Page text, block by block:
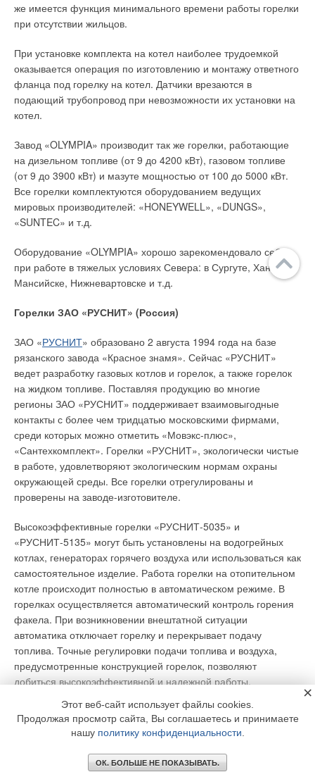
же имеется функция минимального времени работы горелки
при отсутствии жильцов.
При установке комплекта на котел наиболее трудоемкой
оказывается операция по изготовлению и монтажу ответного
фланца под горелку на котел. Датчики врезаются в
подающий трубопровод при невозможности их установки на
котел.
Завод «OLYMPIA» производит так же горелки, работающие
на дизельном топливе (от 9 до 4200 кВт), газовом топливе
(от 9 до 3900 кВт) и мазуте мощностью от 100 до 5000 кВт.
Все горелки комплектуются оборудованием ведущих
мировых производителей: «HONEYWELL», «DUNGS»,
«SUNTEC» и т.д.
Оборудование «OLYMPIA» хорошо зарекомендовало себя
при работе в тяжелых условиях Севера: в Сургуте, Ханты-
Мансийске, Нижневартовске и т.д.
Горелки ЗАО «РУСНИТ» (Россия)
ЗАО «РУСНИТ» образовано 2 августа 1994 года на базе
рязанского завода «Красное знамя». Сейчас «РУСНИТ»
ведет разработку газовых котлов и горелок, а также горелок
на жидком топливе. Поставляя продукцию во многие
регионы ЗАО «РУСНИТ» поддерживает взаимовыгодные
контакты с более чем тридцатью московскими фирмами,
среди которых можно отметить «Мовэкс-плюс»,
«Сантехкомплект». Горелки «РУСНИТ», экологически чистые
в работе, удовлетворяют экологическим нормам охраны
окружающей среды. Все горелки отрегулированы и
проверены на заводе-изготовителе.
Высокоэффективные горелки «РУСНИТ-5035» и
«РУСНИТ-5135» могут быть установлены на водогрейных
котлах, генераторах горячего воздуха или использоваться как
самостоятельное изделие. Работа горелки на отопительном
котле происходит полностью в автоматическом режиме. В
горелках осуществляется автоматический контроль горения
факела. При возникновении внештатной ситуации
автоматика отключает горелку и перекрывает подачу
топлива. Точные регулировки подачи топлива и воздуха,
предусмотренные конструкцией горелок, позволяют
добиться высокоэффективной и надежной работы,
Конструкция горелок обеспечивает легкий доступ ко всем
узлам горелки и удобство обслуживания.
Газовые горелки ОАО «КРАСНЫЙ ГИДРОПРЕСС»
Этот веб-сайт использует файлы cookies.
Продолжая просмотр сайта, Вы соглашаетесь и принимаете
нашу политику конфиденциальности
ОК. БОЛЬШЕ НЕ ПОКАЗЫВАТЬ.
×